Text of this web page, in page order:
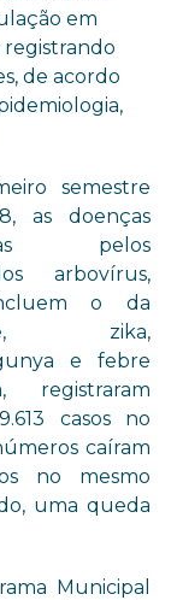
em
registrando
de acordo
semestre
as doenças
pelos
arbovírus,
o da
zika,
e febre
registraram
casos no
caíram
no mesmo
uma queda
Municipal